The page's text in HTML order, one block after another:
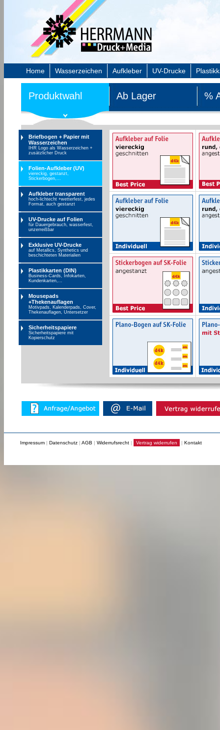
Home Wasserzeichen Aufkleber UV-Drucke
Produktwahl Ab Lager %
Briefbogen + Papier mit
Wasserzeichen
IHR Logo als Wasserzeichen +
zusätzlicher Druck
Folien-Aufkleber (UV)
viereckig, gestanzt,
Stickerbogen,...
Aufkleber transparent
hoch-lichtecht +wetterfest, jedes
Format, auch gestanzt
UV-Drucke auf Folien
für Dauergebrauch, wasserfest,
unzerreißbar
Exklusive UV-Drucke
auf Metallics, Synthetics und
beschichteten Materialien
Plastikkarten (DIN)
Business-Cards, Infokarten,
Kundenkarten,...
Mousepads
+Thekenauflagen
Motivpads, Kalenderpads, Cover,
Thekenauflagen, Untersetzer
Sicherheitspapiere
Sicherheitspapiere mit
Kopierschutz
Impressum | Datenschutz | AGB | Widerrufsrecht | Vertrag widerrufen | Kontakt